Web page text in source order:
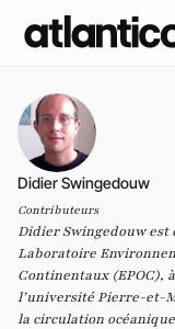
Didier Swingedouw
Contributeurs
Didier Swingedouw est
Laboratoire
Continentaux (EPOC),
l’université Pierre-et-
la circulation